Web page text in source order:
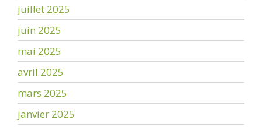
juillet 2025
juin 2025
mai 2025
avril 2025
mars 2025
janvier 2025